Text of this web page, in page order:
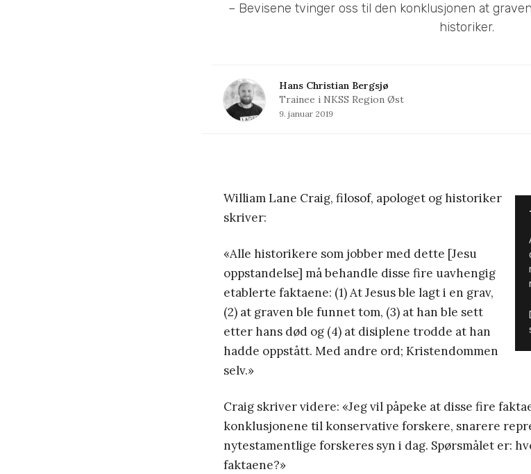
– Bevisene tvinger oss til den konklusjonen at
historiker.
Hans Christian Bergsjø
Trainee i NKSS Region Øst
9. januar 2019
William Lane Craig, filosof, apologet og historiker
skriver:
«Alle historikere som jobber med dette [Jesu
oppstandelse] må behandle disse fire uavhengig
etablerte faktaene: (1) At Jesus ble lagt i en grav,
(2) at graven ble funnet tom, (3) at han ble sett
etter hans død og (4) at disiplene trodde at han
hadde oppstått. Med andre ord; Kristendommen
selv.»
Craig skriver videre: «Jeg vil påpeke at disse fire
konklusjonene til konservative forskere, snarere
nytestamentlige forskeres syn i dag. Spørsmålet er:
faktaene?»